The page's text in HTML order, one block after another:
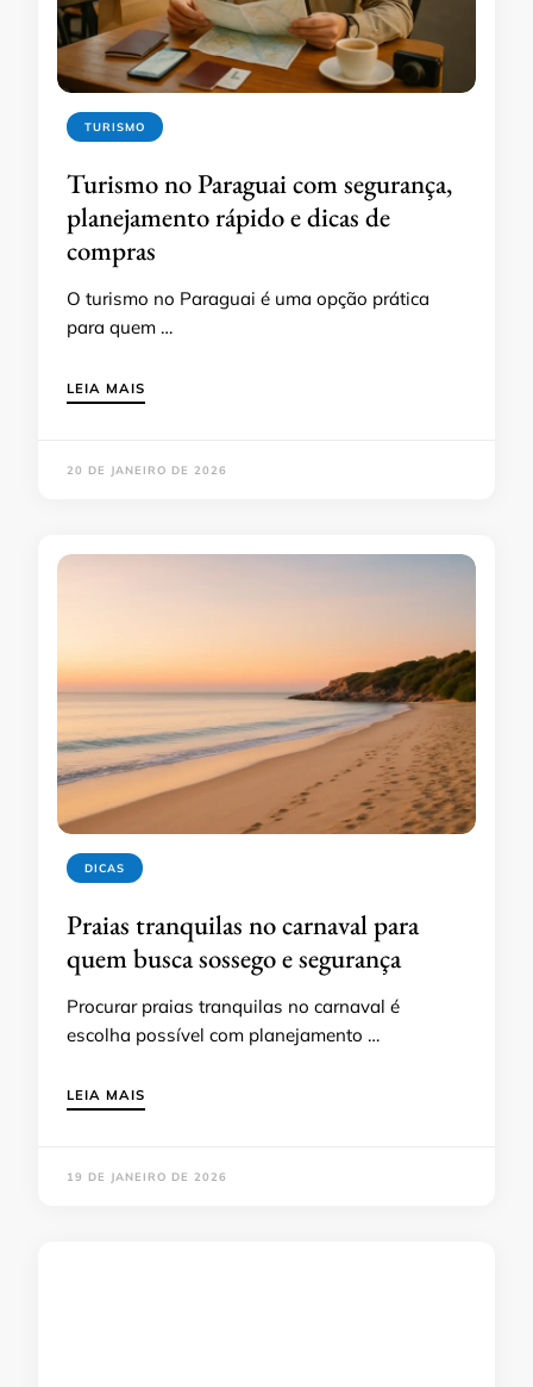
TURISMO
Turismo no Paraguai com segurança,
planejamento rápido e dicas de
compras
O turismo no Paraguai é uma opção prática
para quem …
LEIA MAIS
20 DE JANEIRO DE 2026
DICAS
Praias tranquilas no carnaval para
quem busca sossego e segurança
Procurar praias tranquilas no carnaval é
escolha possível com planejamento …
LEIA MAIS
19 DE JANEIRO DE 2026